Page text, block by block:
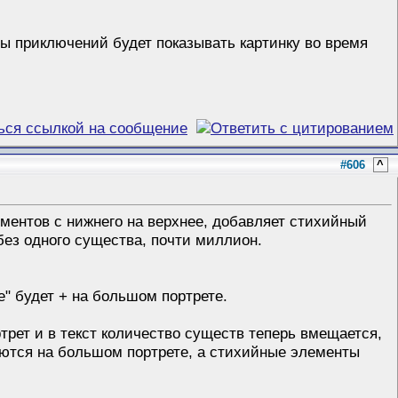
будет показывать картинку во время
#606 ^
с нижнего на верхнее, добавляет стихийный
одного существа, почти миллион.
будет + на большом портрете.
и в текст количество существ теперь вмещается,
на большом портрете, а стихийные элементы